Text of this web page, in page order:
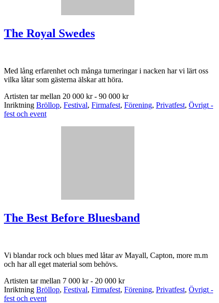
The Royal Swedes
Med lång erfarenhet och många turneringar i nacken har vi lärt oss
vilka låtar som gästerna älskar att höra.
Artisten tar mellan 20 000 kr - 90 000 kr
Inriktning Bröllop, Festival, Firmafest, Förening, Privatfest, Övrigt -
fest och event
The Best Before Bluesband
Vi blandar rock och blues med låtar av Mayall, Capton, more m.m
och har all eget material som behövs.
Artisten tar mellan 7 000 kr - 20 000 kr
Inriktning Bröllop, Festival, Firmafest, Förening, Privatfest, Övrigt -
fest och event